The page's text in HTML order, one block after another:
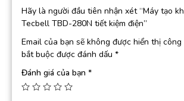
Hãy là người đầu tiên nhận xét “Máy tạo
Tecbell TBD-280N tiết kiệm điện”
Email của bạn sẽ không được hiển thị công
bắt buộc được đánh dấu *
Đánh giá của bạn *